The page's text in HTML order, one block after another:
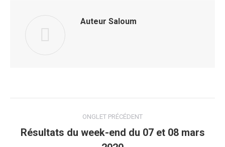
Auteur Saloum
de
ONGLET PRÉCÉDENT
Onglet
Résultats du week-end du 07 et 08 mars